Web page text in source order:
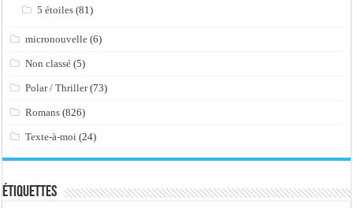
5 étoiles (81)
micronouvelle (6)
Non classé (5)
Polar / Thriller(73)
Romans (826)
Texte-à-moi (24)
Étiquettes